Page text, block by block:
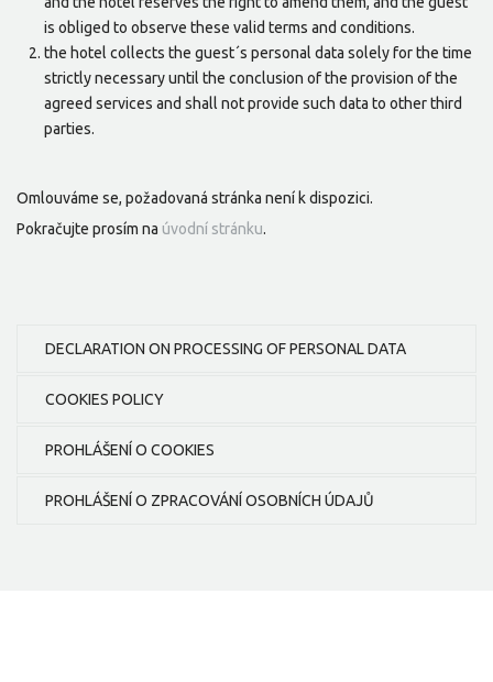
is obliged to observe these valid terms and conditions.
the hotel collects the guest´s personal data solely for the time
strictly necessary until the conclusion of the provision of the
agreed services and shall not provide such data to other third
parties.
Omlouváme se, požadovaná stránka není k dispozici.
Pokračujte prosím na úvodní stránku.
DECLARATION ON PROCESSING OF PERSONAL DATA
COOKIES POLICY
PROHLÁŠENÍ O COOKIES
PROHLÁŠENÍ O ZPRACOVÁNÍ OSOBNÍCH ÚDAJŮ